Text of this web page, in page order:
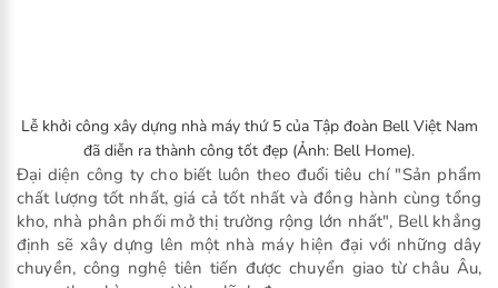
Lễ khởi công xây dựng nhà máy thứ 5 của Tập đoàn Bell Việt Nam
đã diễn ra thành công tốt đẹp (Ảnh: Bell Home).
Đại diện công ty cho biết luôn theo đuổi tiêu chí "Sản phẩm
chất lượng tốt nhất, giá cả tốt nhất và đồng hành cùng tổng
kho, nhà phân phối mở thị trường rộng lớn nhất", Bell khẳng
định sẽ xây dựng lên một nhà máy hiện đại với những dây
chuyền, công nghệ tiên tiến được chuyển giao từ châu Âu,